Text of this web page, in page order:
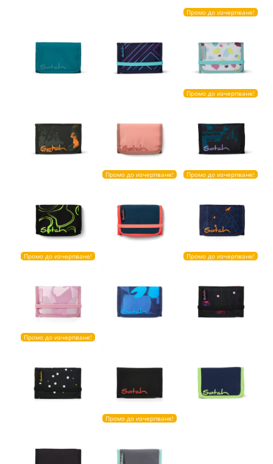
Промо до изчерпване!
Промо до изчерпване!
Промо до изчерпване! Промо до изчерпване!
Промо до изчерпване! Промо до изчерпване!
Промо до изчерпване!
Промо до изчерпване!